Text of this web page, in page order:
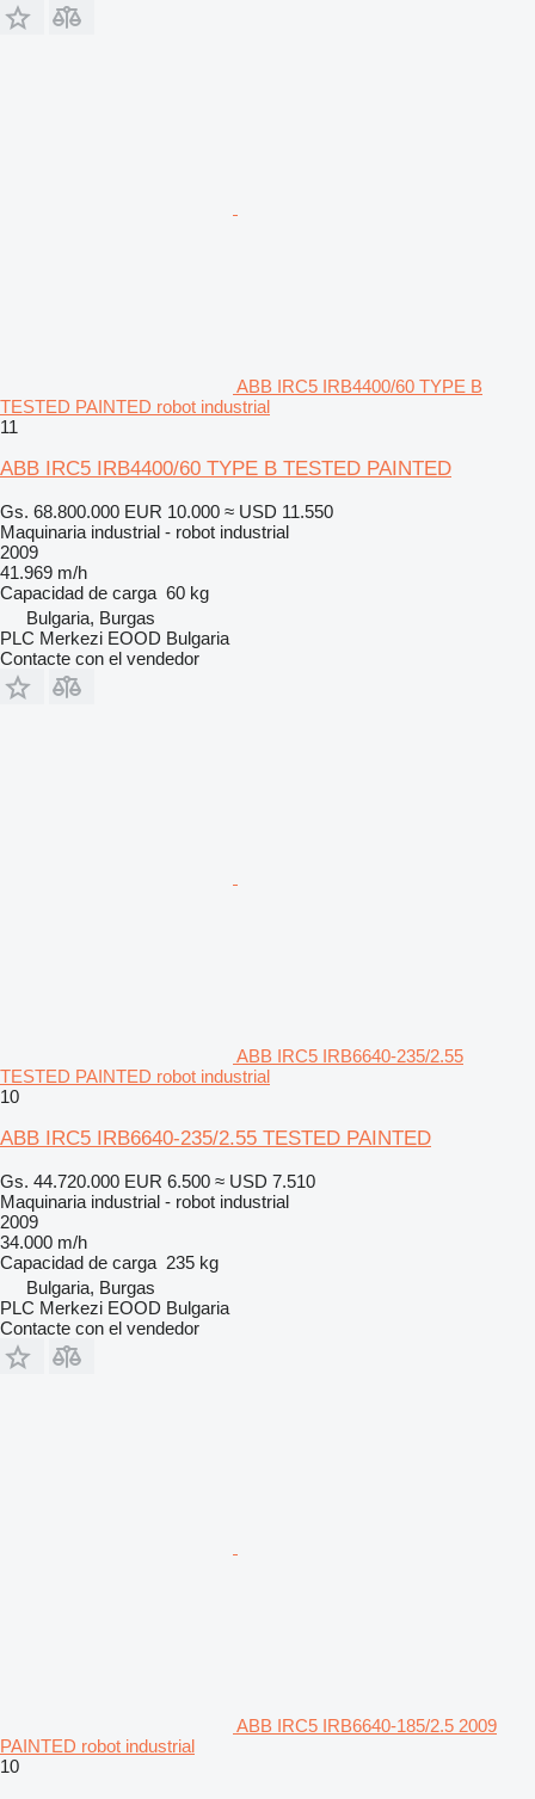
ABB IRC5 IRB4400/60 TYPE B
TESTED PAINTED robot industrial
11
ABB IRC5 IRB4400/60 TYPE B TESTED PAINTED
Gs. 68.800.000 EUR 10.000 ≈ USD 11.550
Maquinaria industrial - robot industrial
2009
41.969 m/h
Capacidad de carga 60 kg
Bulgaria, Burgas
PLC Merkezi EOOD Bulgaria
Contacte con el vendedor
ABB IRC5 IRB6640-235/2.55
TESTED PAINTED robot industrial
10
ABB IRC5 IRB6640-235/2.55 TESTED PAINTED
Gs. 44.720.000 EUR 6.500 ≈ USD 7.510
Maquinaria industrial - robot industrial
2009
34.000 m/h
Capacidad de carga 235 kg
Bulgaria, Burgas
PLC Merkezi EOOD Bulgaria
Contacte con el vendedor
ABB IRC5 IRB6640-185/2.5 2009
PAINTED robot industrial
10